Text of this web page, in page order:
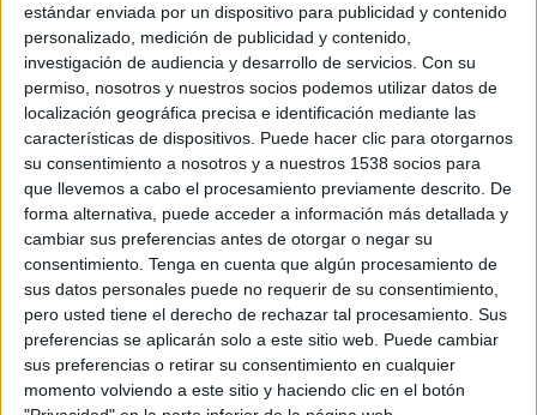
estándar enviada por un dispositivo para publicidad y contenido
personalizado, medición de publicidad y contenido,
investigación de audiencia y desarrollo de servicios. Con su
permiso, nosotros y nuestros socios podemos utilizar datos de
localización geográfica precisa e identificación mediante las
características de dispositivos. Puede hacer clic para otorgarnos
su consentimiento a nosotros y a nuestros 1538 socios para
que llevemos a cabo el procesamiento previamente descrito. De
forma alternativa, puede acceder a información más detallada y
cambiar sus preferencias antes de otorgar o negar su
consentimiento. Tenga en cuenta que algún procesamiento de
sus datos personales puede no requerir de su consentimiento,
pero usted tiene el derecho de rechazar tal procesamiento. Sus
preferencias se aplicarán solo a este sitio web. Puede cambiar
sus preferencias o retirar su consentimiento en cualquier
momento volviendo a este sitio y haciendo clic en el botón
crec que hem pres la decisió que s'havia de
prendre', ha afirmat Casadesús que afegeix que
Santi Vila 'sap que té tot el recolzament'. També
el de tot l'executiu que en la reunió
extraordinària d'aquesta tarda han donat el
suport unànime a Vila.
Santi Vila comparteix la diagnosi de la situació
política actual de Casadesús i també ha situat
com un problema preocupant la falta de
credibilitat de la classe política. La solució,
segons Vila, passa per la 'humilitat, la seriositat